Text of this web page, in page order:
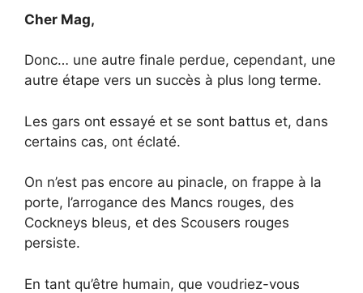
Cher Mag,
Donc… une autre finale perdue, cependant, une
autre étape vers un succès à plus long terme.
Les gars ont essayé et se sont battus et, dans
certains cas, ont éclaté.
On n’est pas encore au pinacle, on frappe à la
porte, l’arrogance des Mancs rouges, des
Cockneys bleus, et des Scousers rouges
persiste.
En tant qu’être humain, que voudriez-vous